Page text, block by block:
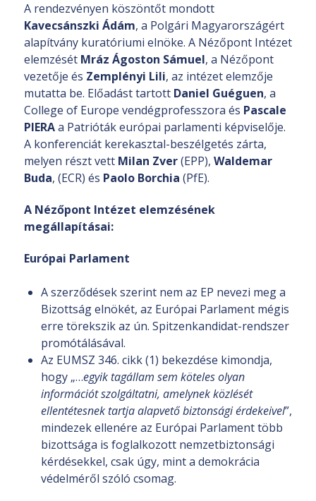
A rendezvényen köszöntőt mondott
Kavecsánszki Ádám, a Polgári Magyarországért
alapítvány kuratóriumi elnöke. A Nézőpont Intézet
elemzését Mráz Ágoston Sámuel, a Nézőpont
vezetője és Zemplényi Lili, az intézet elemzője
mutatta be. Előadást tartott Daniel Guéguen, a
College of Europe vendégprofesszora és Pascale
PIERAa Patrióták európai parlamenti képviselője.
A konferenciát kerekasztal-beszélgetés zárta,
melyen részt vett Milan Zver(EPP), Waldemar
Buda, (ECR) és Paolo Borchia (PfE).
A Nézőpont Intézet elemzésének
megállapításai:
Európai Parlament
A szerződések szerint nem az EP nevezi meg a
Bizottság elnökét, az Európai Parlament mégis
erre törekszik az ún. Spitzenkandidat-rendszer
promótálásával.
Az EUMSZ 346. cikk (1) bekezdése kimondja,
hogy „…egyik tagállam sem köteles olyan
információt szolgáltatni, amelynek közlését
ellentétesnek tartja alapvető biztonsági érdekeivel”,
mindezek ellenére az Európai Parlament több
bizottsága is foglalkozott nemzetbiztonsági
kérdésekkel, csak úgy, mint a demokrácia
védelméről szóló csomag.